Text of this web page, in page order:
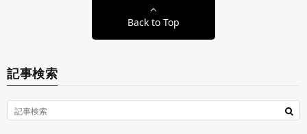
Back to Top
記事検索